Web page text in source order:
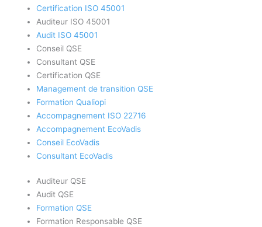
Certification ISO 45001
Auditeur ISO 45001
Audit ISO 45001
Conseil QSE
Consultant QSE
Certification QSE
Management de transition QSE
Formation Qualiopi
Accompagnement ISO 22716
Accompagnement EcoVadis
Conseil EcoVadis
Consultant EcoVadis
Auditeur QSE
Audit QSE
Formation QSE
Formation Responsable QSE